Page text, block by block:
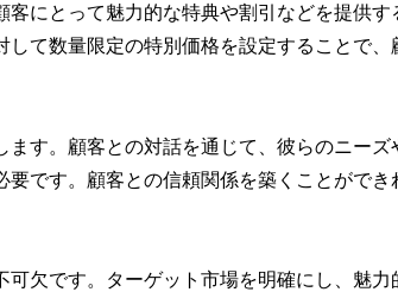
にとって魅力的な特典や割引などを提供す
て数量限定の特別価格を設定することで、
す。顧客との対話を通じて、彼らのニーズ
です。顧客との信頼関係を築くことができ
欠です。ターゲット市場を明確にし、魅力